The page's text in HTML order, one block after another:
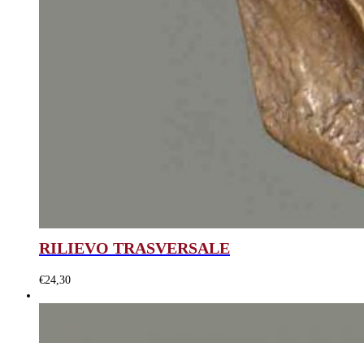
RILIEVO TRASVERSALE
€24,30